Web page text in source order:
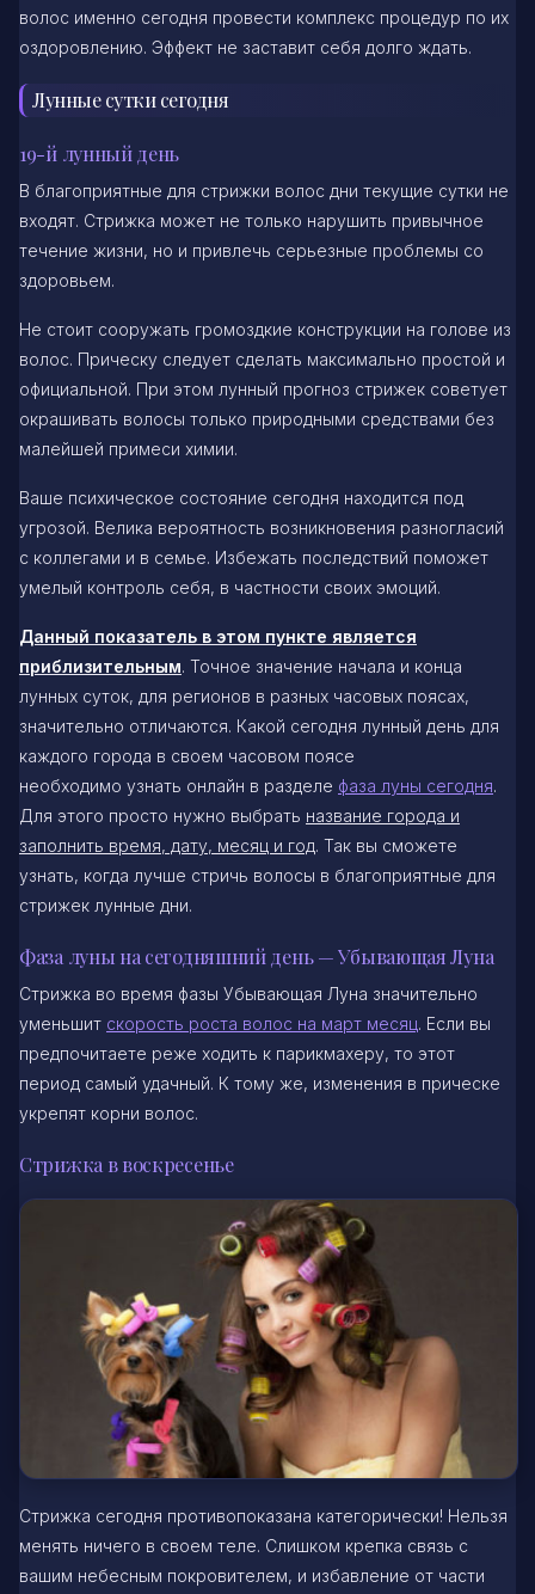
волос именно сегодня провести комплекс процедур по их
оздоровлению. Эффект не заставит себя долго ждать.
Лунные сутки сегодня
19-й лунный день
В благоприятные для стрижки волос дни текущие сутки не
входят. Стрижка может не только нарушить привычное
течение жизни, но и привлечь серьезные проблемы со
здоровьем.
Не стоит сооружать громоздкие конструкции на голове из
волос. Прическу следует сделать максимально простой и
официальной. При этом лунный прогноз стрижек советует
окрашивать волосы только природными средствами без
малейшей примеси химии.
Ваше психическое состояние сегодня находится под
угрозой. Велика вероятность возникновения разногласий
с коллегами и в семье. Избежать последствий поможет
умелый контроль себя, в частности своих эмоций.
Данный показатель в этом пункте является
приблизительным. Точное значение начала и конца
лунных суток, для регионов в разных часовых поясах,
значительно отличаются. Какой сегодня лунный день для
каждого города в своем часовом поясе
необходимо узнать онлайн в разделе фаза луны сегодня.
Для этого просто нужно выбрать название города и
заполнить время, дату, месяц и год. Так вы сможете
узнать, когда лучше стричь волосы в благоприятные для
стрижек лунные дни.
Фаза луны на сегодняшний день — Убывающая Луна
Стрижка во время фазы Убывающая Луна значительно
уменьшит скорость роста волос на март месяц. Если вы
предпочитаете реже ходить к парикмахеру, то этот
период самый удачный. К тому же, изменения в прическе
укрепят корни волос.
Стрижка в воскресенье
Стрижка сегодня противопоказана категорически! Нельзя
менять ничего в своем теле. Слишком крепка связь с
вашим небесным покровителем, и избавление от части